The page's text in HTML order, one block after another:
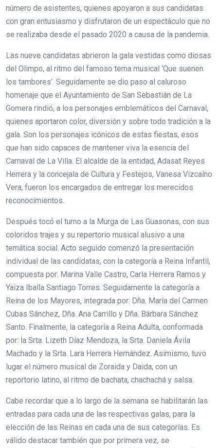
número de asistentes, quienes apoyaron a sus candidatas
con gran entusiasmo y disfrutaron de un espectáculo que no
se realizaba desde el pasado 2020 a causa de la pandemia.
Las nueve candidatas abrieron la gala vestidas como diosas
del Olimpo, al ritmo del famoso tema musical ‘Que suenen
los tambores’. Seguidamente se dio paso al caluroso
homenaje que el Ayuntamiento de San Sebastián de La
Gomera rindió, a los personajes emblemáticos del Carnaval,
quienes aportaron color, diversión y sobre todo tradición a la
gala. Son los personajes icónicos de estas fiestas, esos
que han sido capaces de mantener viva la esencia del
Carnaval de La Villa. El alcalde de la entidad, Adasat Reyes
Herrera y la concejala de Cultura y Festejos, Vanesa Vizcaíno
Vera, fueron los encargados de entregar los merecidos
reconocimientos.
Después tocó el turno a la Murga de Las Guasonas, con sus
coloridos trajes y su repertorio musical alusivo a una
temática social. Acto seguido comenzó la presentación
individual de las candidatas, con la categoría a Reina Infantil,
compuesta por: Marina Valle Castro, Carla Herrera Ramos y
Yaiza Iballa Santiago Torres. Seguidamente la categoría a
Reina de los Mayores, integrada por: Dña. María del Carmen
Cubas Sánchez, Dña. Ana Carrillo y Dña. Bárbara Sánchez
Santo. Finalmente, la categoría a Reina Adulta, conformada
por: la Srta. Lizeth Díaz Mendoza, la Srta. Daniela Ávila
Machado y la Srta. Lara Herrera Hernández. Asimismo, tuvo
lugar el número musical de Zoraida y Daida, con un
reportorio latino, al ritmo de bachata, chachachá y salsa.
Cabe recordar que a lo largo de la semana se habilitarán las
entradas para cada una de las respectivas galas, para la
elección de las Reinas en cada una de sus categorías. Es
válido destacar también que por primera vez, se